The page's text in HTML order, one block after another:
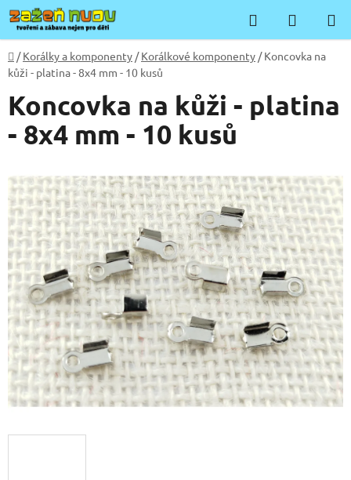
Přejít
na
obsah
Hledat
KOŠÍK
Domů
/ Korálky a komponenty / Korálkové komponenty / Koncovka na
kůži - platina - 8x4 mm - 10 kusů
Koncovka na kůži - platina
- 8x4 mm - 10 kusů